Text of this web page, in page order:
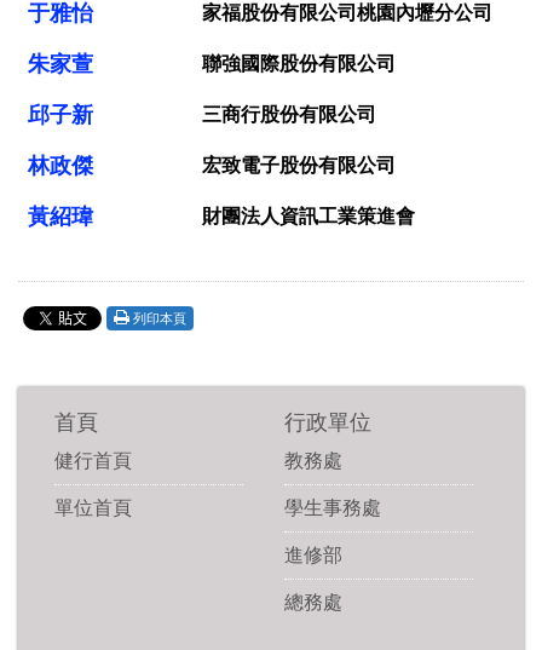
于雅怡 家福股份有限公司桃園內壢分公司
朱家萱 聯強國際股份有限公司
邱子新 三商行股份有限公司
林政傑 宏致電子股份有限公司
黃紹瑋 財團法人資訊工業策進會
列印本頁
首頁
健行首頁
單位首頁
行政單位
教務處
學生事務處
進修部
總務處